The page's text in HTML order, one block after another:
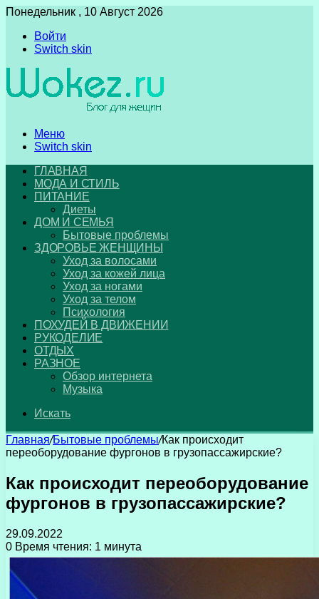
Понедельник , 10 Август 2026
Войти
Switch skin
Меню
Switch skin
ГЛАВНАЯ
МОДА И СТИЛЬ
ПИТАНИЕ
Диеты
ДОМ И СЕМЬЯ
Бытовые проблемы
ЗДОРОВЬЕ ЖЕНЩИНЫ
Уход за волосами
Уход за кожей лица
Уход за ногами
Уход за телом
Психология
ПОХУДЕЙ В ДВИЖЕНИИ
РУКОДЕЛИЕ
ОТДЫХ
РАЗНОЕ
Обзор интернета
Музыка
Искать
Главная/Бытовые проблемы/Как происходит
переоборудование фургонов в грузопассажирские?
Как происходит переоборудование
фургонов в грузопассажирские?
29.09.2022
0 Время чтения: 1 минута